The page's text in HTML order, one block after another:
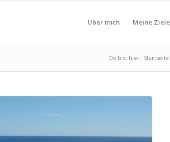
Über mich Meine Ziele
Du bist hier: Startseite